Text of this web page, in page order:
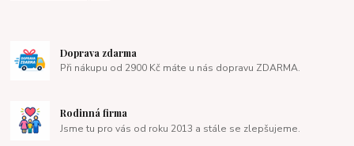
Doprava zdarma
Při nákupu od 2900 Kč máte u nás dopravu ZDARMA.
Rodinná firma
Jsme tu pro vás od roku 2013 a stále se zlepšujeme.